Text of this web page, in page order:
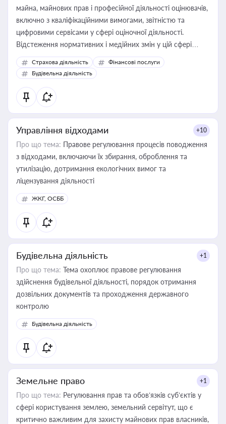
майна, майнових прав і професійної діяльності оцінювачів,
включно з кваліфікаційними вимогами, звітністю та
цифровими сервісами у сфері оціночної діяльності.
Відстеження нормативних і медійних змін у цій сфері
корисне для власника бізнесу, керівника, юриста або
бухгалтера під час оподаткування, приватизації, оренди
державного майна, корпоративних угод і перевірки
статусу суб'єктів оціночної діяльності
Страхова діяльність
Фінансові послуги
Будівельна діяльність
Управління відходами +10
Про що тема: Правове регулювання процесів поводження
з відходами, включаючи їх збирання, оброблення та
утилізацію, дотримання екологічних вимог та
ліцензування діяльності
ЖКГ, ОСББ
Будівельна діяльність +1
Про що тема: Тема охоплює правове регулювання
здійснення будівельної діяльності, порядок отримання
дозвільних документів та проходження державного
контролю
Будівельна діяльність
Земельне право +1
Про що тема: Регулювання прав та обов’язків суб’єктів у
сфері користування землею, земельний сервітут, що є
критично важливим для захисту майнових прав власників,